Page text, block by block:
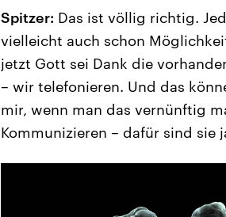
Spitzer: Das ist völlig richtig.
vielleicht auch schon
jetzt Gott sei Dank die
– wir telefonieren. Und das
mir, wenn man das vernünftig
Kommunizieren – dafür sind sie